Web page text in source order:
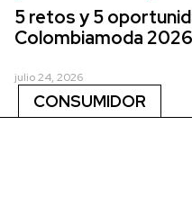
5 retos y 5
Colombiamoda 2026
julio 24, 2026
CONSUMIDOR